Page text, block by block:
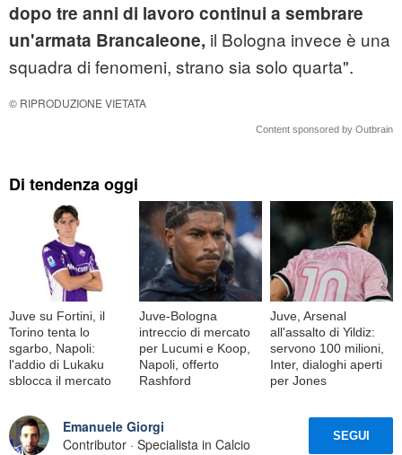
dopo tre anni di lavoro continui a sembrare
un'armata Brancaleone, il Bologna invece è una
squadra di fenomeni, strano sia solo quarta".
© RIPRODUZIONE VIETATA
Content sponsored by Outbrain
Di tendenza oggi
Juve su Fortini, il
Torino tenta lo
sgarbo, Napoli:
l'addio di Lukaku
sblocca il mercato
Juve-Bologna
intreccio di mercato
per Lucumi e Koop,
Napoli, offerto
Rashford
Juve, Arsenal
all'assalto di Yildiz:
servono 100 milioni,
Inter, dialoghi aperti
per Jones
Emanuele Giorgi
Contributor · Specialista in Calcio
SEGUI